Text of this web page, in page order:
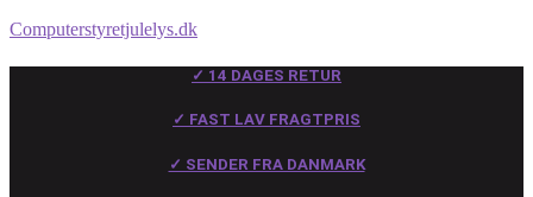
Computerstyretjulelys.dk
✓ 14 DAGES RETUR
✓ FAST LAV FRAGTPRIS
✓ SENDER FRA DANMARK